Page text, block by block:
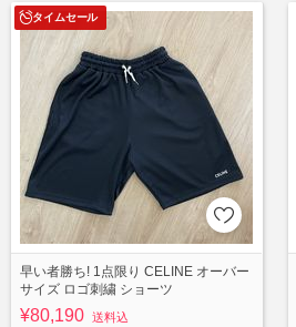
タイムセール
早い者勝ち! 1点限り CELINE オーバー
サイズ ロゴ刺繍 ショーツ
¥80,190 送料込